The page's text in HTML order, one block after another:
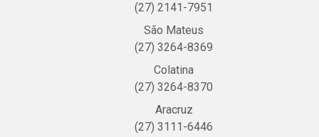
(27) 2141-7951
São Mateus
(27) 3264-8369
Colatina
(27) 3264-8370
Aracruz
(27) 3111-6446